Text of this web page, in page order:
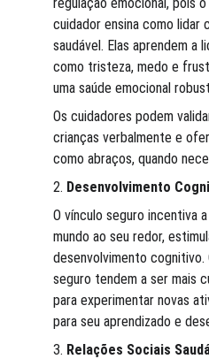
cuidador ensina como lidar
saudável. Elas aprendem a
como tristeza, medo e
uma saúde emocional
Os cuidadores podem
crianças verbalmente e
como abraços, quando
2. Desenvolvimento
O vínculo seguro incentiva
mundo ao seu redor,
desenvolvimento cognitivo.
seguro tendem a ser mais
para experimentar novas
para seu aprendizado e
3. Relações Sociais